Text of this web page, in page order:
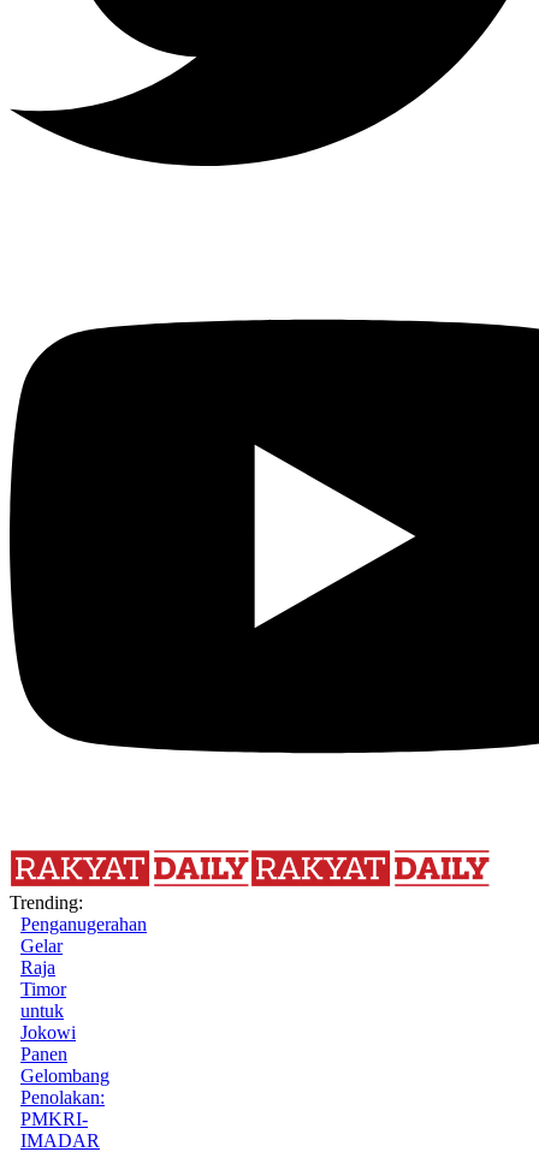
Trending:
Penganugerahan
Gelar
Raja
Timor
untuk
Jokowi
Panen
Gelombang
Penolakan:
PMKRI-
IMADAR